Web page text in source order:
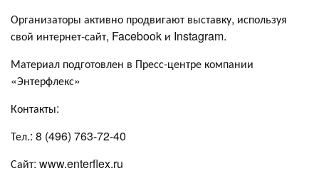
Организаторы активно продвигают выставку, используя
свой интернет-сайт, Facebook и Instagram.
Материал подготовлен в Пресс-центре компании
«Энтерфлекс»
Контакты:
Тел.: 8 (496) 763-72-40
Сайт: www.enterflex.ru